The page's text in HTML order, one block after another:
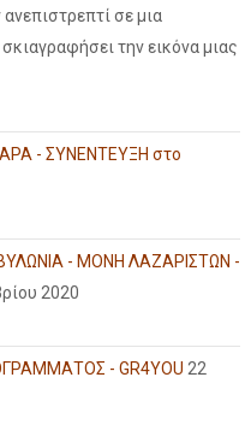
σε μια
την εικόνα μιας
- ΣΥΝΕΝΤΕΥΞΗ στο
- ΜΟΝΗ ΛΑΖΑΡΙΣΤΩΝ -
2020
- GR4YOU 22